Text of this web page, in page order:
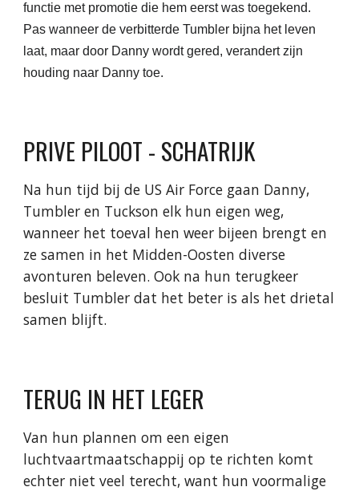
functie met promotie die hem eerst was toegekend.
Pas wanneer de verbitterde Tumbler bijna het leven
laat, maar door Danny wordt gered, verandert zijn
houding naar Danny toe.
PRIVE PILOOT - SCHATRIJK
Na hun tijd bij de US Air Force gaan Danny,
Tumbler en Tuckson elk hun eigen weg,
wanneer het toeval hen weer bijeen brengt en
ze samen in het Midden-Oosten diverse
avonturen beleven. Ook na hun terugkeer
besluit Tumbler dat het beter is als het drietal
samen blijft.
TERUG IN HET LEGER
Van hun plannen om een eigen
luchtvaartmaatschappij op te richten komt
echter niet veel terecht, want hun voormalige